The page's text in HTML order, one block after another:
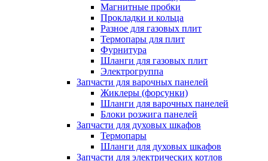
Магнитные пробки
Прокладки и кольца
Разное для газовых плит
Термопары для плит
Фурнитура
Шланги для газовых плит
Электрогруппа
Запчасти для варочных панелей
Жиклеры (форсунки)
Шланги для варочных панелей
Блоки розжига панелей
Запчасти для духовых шкафов
Термопары
Шланги для духовых шкафов
Запчасти для электрических котлов